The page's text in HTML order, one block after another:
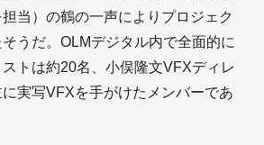
当）の鶴の一声によりプロジェク
そうだ。OLMデジタル内で全面的に
トは約20名、小俣隆文VFXディレ
実写VFXを手がけたメンバーであ